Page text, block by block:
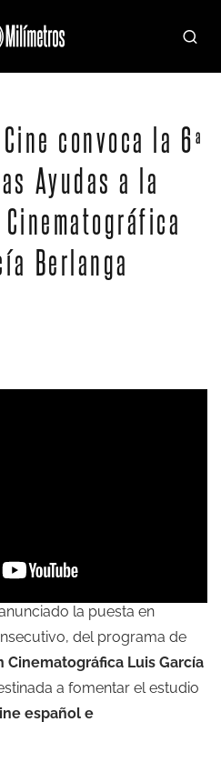
convoca la 6ª
Ayudas a la
Berlanga
la puesta en
del programa de
Cinematográfica Luis García
a fomentar el estudio
español e